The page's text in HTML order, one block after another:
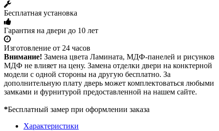
Бесплатная установка
Гарантия на двери до 10 лет
Изготовление от 24 часов
Внимание! Замена цвета Ламината, МДФ-панелей и рисунков
МДФ не влияет на цену. Замена отделки двери на конктерной
модели с одной стороны на другую бесплатно. За
дополнительную плату дверь может комплектоваться любыми
замками и фурнитурой предоставленной на нашем сайте.
*Бесплатный замер при оформлении заказа
Характеристики